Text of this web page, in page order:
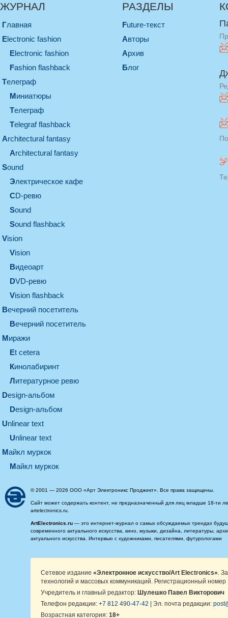
ЖУРНАЛ
Главная
electronic fashion
electronic fashion
Fashion flashback
телеграф
миниатюры
телеграф
Telegraf flashback
architectural fantasy
architectural fantasy
sound
электрическое кафе
CD-ревю
sound
Sound flashback
vision
vision
видеоарт
DVD-ревю
Vision flashback
вечерний посетитель
вечерний посетитель
миражи
et cetera
кинолабиринт
литературное ревю
design-альбом
design-альбом
unlinear text
Unlinear text
майкл муркок
майкл муркок
РАЗДЕЛЫ
Future-текст
Авторы
Архив
Блог
© 2001 — 2026 ООО «Арт Электроникс Проджект». Все права защищены.
Сайт может содержать контент, не предназначенный для лиц младше 18-ти
artelectronics.ru.
ArtElectronics.ru — это интернет-журнал о самых обсуждаемых трендах
современного актуального искусства, кино, музыки, дизайна, литературы,
актуального искусства. Интервью с художниками, писателями, футурологами
Сетевое издание «Электронное искусство/Art Electronics» .
технологий и массовых коммуникаций. Регистрационный
Учредитель и главный редактор: Шулешко Павел Викторович
Телефон редакции: +7 812 490-47-42 | Эл. почта редакции:
Возрастная категория: 18+